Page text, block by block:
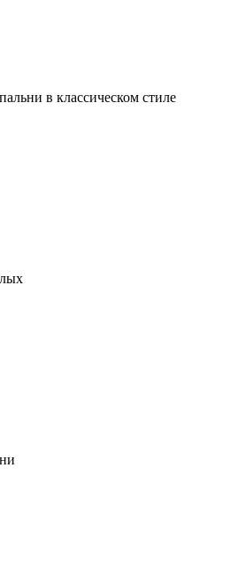
в классическом стиле